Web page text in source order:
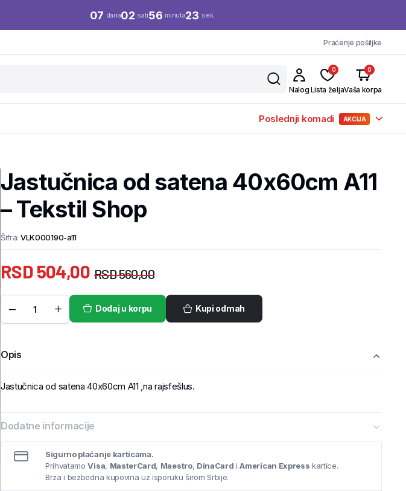
07 dana02 sati56 minuta23 sek.
Praćenje pošiljke
Nalog
0
Lista želja
0
Vaša korpa
Poslednji komadi AKCIJA
Jastučnica od satena 40x60cm A11
– Tekstil Shop
Šifra: VLK000190-a11
RSD560,00
RSD504,00
Dodaj u korpu Kupi odmah
Opis
Jastučnica od satena 40x60cm A11 ,na rajsfešlus.
Dodatne informacije
Sigurno plaćanje karticama.
PrihvatamoVisa, MasterCard, Maestro, DinaCard iAmerican Express kartice.
Brza i bezbedna kupovina uz isporuku širom Srbije.